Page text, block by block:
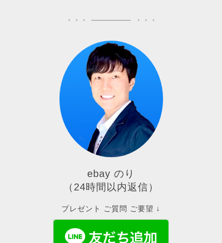
ebay のり
（24時間以内返信）
プレゼント ご質問 ご要望 ↓